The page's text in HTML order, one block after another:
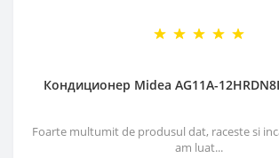
Кондиционер Midea AG11A-
Foarte multumit de produsul dat, raceste si
am luat...